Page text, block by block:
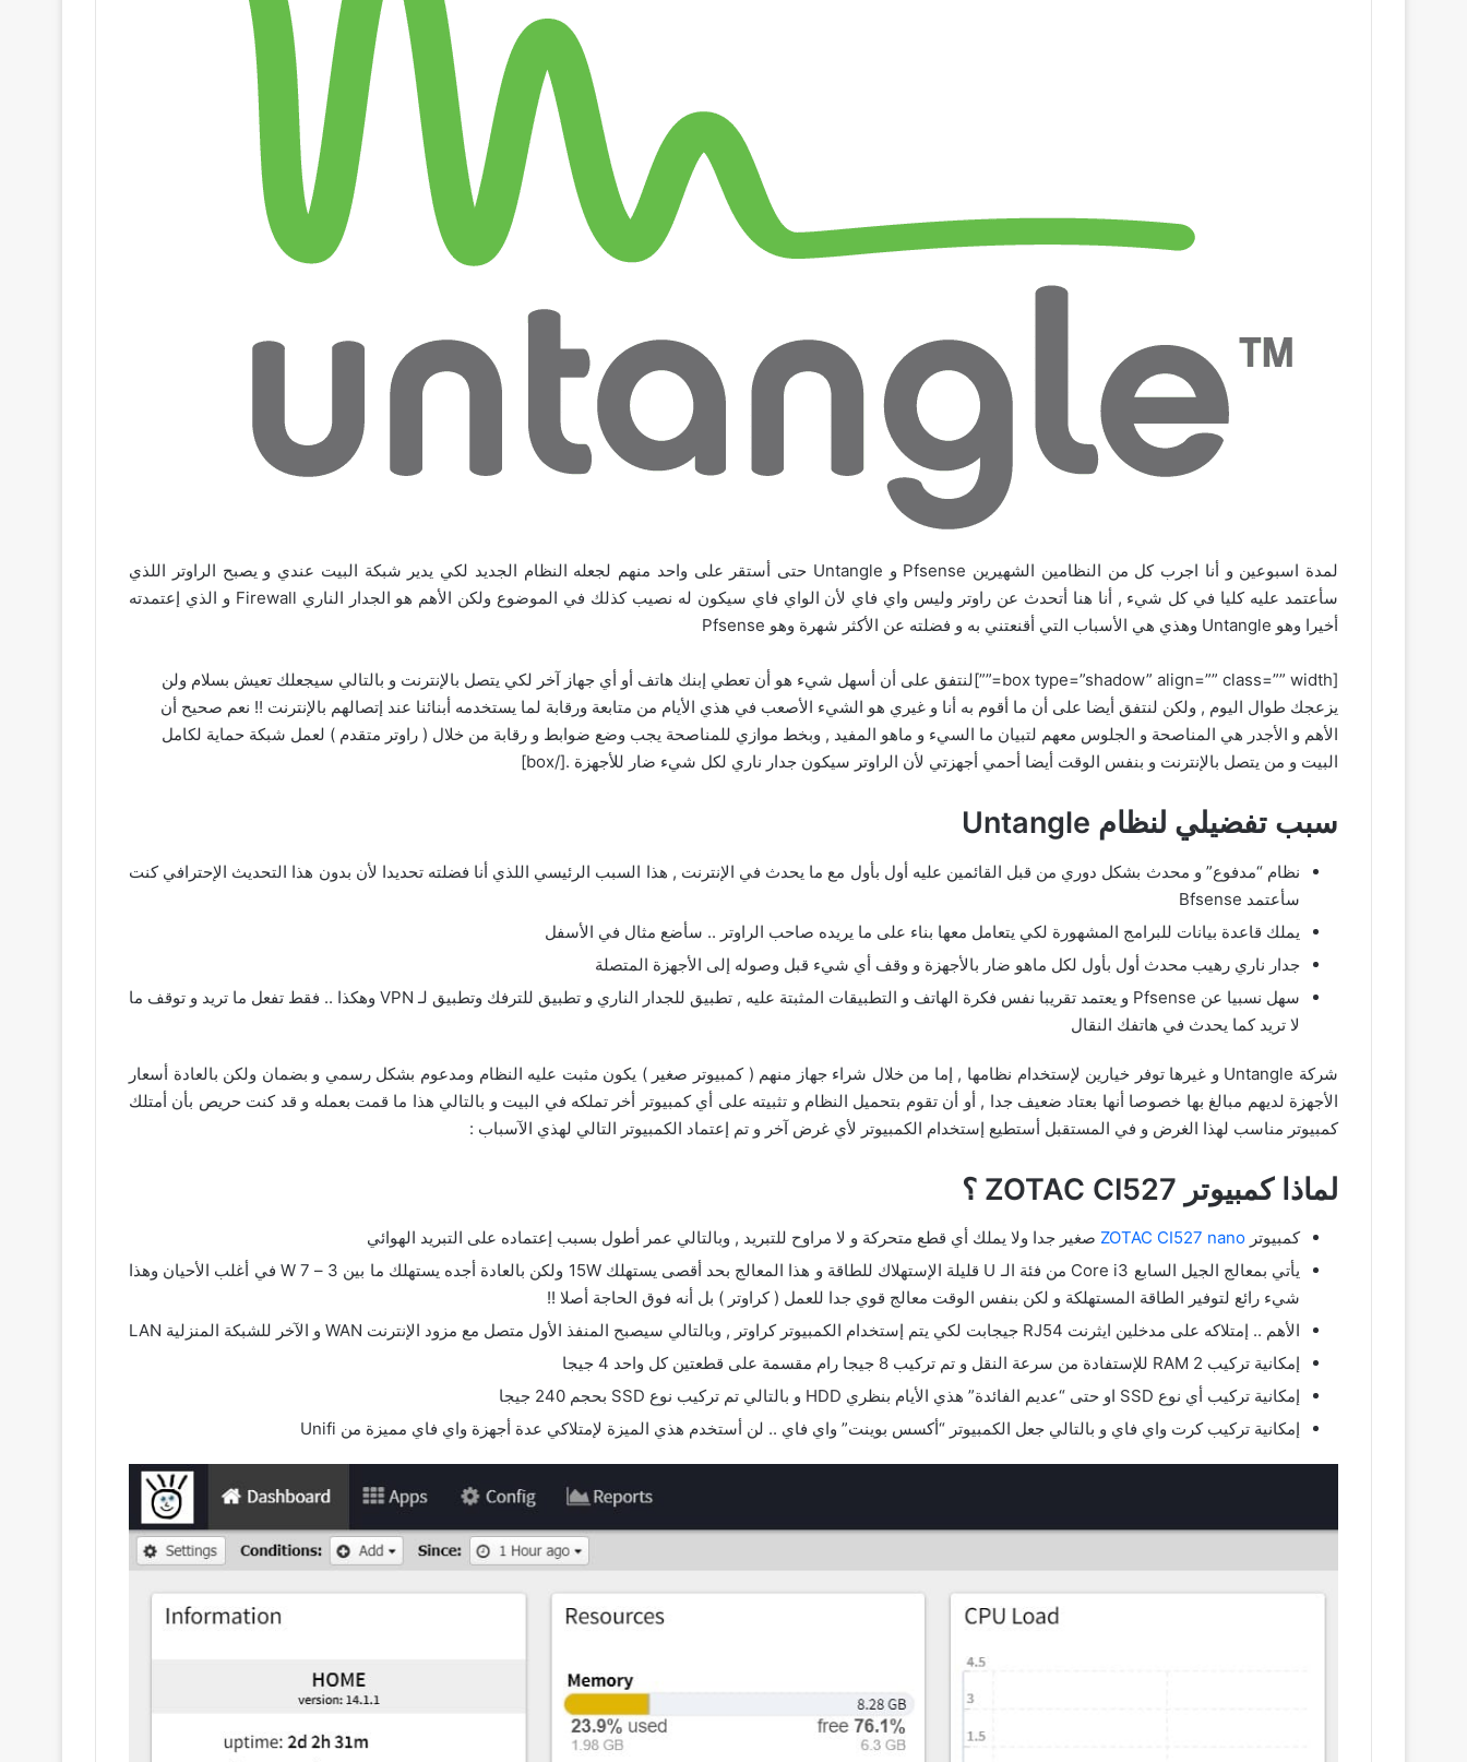
لمدة اسبوعين و أنا اجرب كل من النظامين الشهيرين Pfsense و Untangle حتى أستقر على واحد منهم لجعله النظام الجديد لكي يدير شبكة البيت عندي و يصبح الراوتر اللذي
سأعتمد عليه كليا في كل شيء , أنا هنا أتحدث عن راوتر وليس واي فاي لأن الواي فاي سيكون له نصيب كذلك في الموضوع ولكن الأهم هو الجدار الناري Firewall و الذي إعتمدته
أخيرا وهو Untangle وهذي هي الأسباب التي أقنعتني به و فضلته عن الأكثر شهرة وهو Pfsense
[box type=”shadow” align=”” class=”” width=””]لنتفق على أن أسهل شيء هو أن تعطي إبنك هاتف أو أي جهاز آخر لكي يتصل بالإنترنت و بالتالي سيجعلك تعيش بسلام ولن
يزعجك طوال اليوم , ولكن لنتفق أيضا على أن ما أقوم به أنا و غيري هو الشيء الأصعب في هذي الأيام من متابعة ورقابة لما يستخدمه أبنائنا عند إتصالهم بالإنترنت !! نعم صحيح أن
الأهم و الأجدر هي المناصحة و الجلوس معهم لتبيان ما السيء و ماهو المفيد , وبخط موازي للمناصحة يجب وضع ضوابط و رقابة من خلال ( راوتر متقدم ) لعمل شبكة حماية لكامل
البيت و من يتصل بالإنترنت و بنفس الوقت أيضا أحمي أجهزتي لأن الراوتر سيكون جدار ناري لكل شيء ضار للأجهزة .[/box]
سبب تفضيلي لنظام Untangle
نظام “مدفوع” و محدث بشكل دوري من قبل القائمين عليه أول بأول مع ما يحدث في الإنترنت , هذا السبب الرئيسي اللذي أنا فضلته تحديدا لأن بدون هذا التحديث الإحترافي كنت
سأعتمد Bfsense
يملك قاعدة بيانات للبرامج المشهورة لكي يتعامل معها بناء على ما يريده صاحب الراوتر .. سأضع مثال في الأسفل
جدار ناري رهيب محدث أول بأول لكل ماهو ضار بالأجهزة و وقف أي شيء قبل وصوله إلى الأجهزة المتصلة
سهل نسبيا عن Pfsense و يعتمد تقريبا نفس فكرة الهاتف و التطبيقات المثبتة عليه , تطبيق للجدار الناري و تطبيق للترفك وتطبيق لـ VPN وهكذا .. فقط تفعل ما تريد و توقف ما
لا تريد كما يحدث في هاتفك النقال
شركة Untangle و غيرها توفر خيارين لإستخدام نظامها , إما من خلال شراء جهاز منهم ( كمبيوتر صغير ) يكون مثبت عليه النظام ومدعوم بشكل رسمي و بضمان ولكن بالعادة أسعار
الأجهزة لديهم مبالغ بها خصوصا أنها بعتاد ضعيف جدا , أو أن تقوم بتحميل النظام و تثبيته على أي كمبيوتر أخر تملكه في البيت و بالتالي هذا ما قمت بعمله و قد كنت حريص بأن أمتلك
كمبيوتر مناسب لهذا الغرض و في المستقبل أستطيع إستخدام الكمبيوتر لأي غرض آخر و تم إعتماد الكمبيوتر التالي لهذي الآسباب :
لماذا كمبيوتر ZOTAC CI527 ؟
كمبيوتر ZOTAC CI527 nano صغير جدا ولا يملك أي قطع متحركة و لا مراوح للتبريد , وبالتالي عمر أطول بسبب إعتماده على التبريد الهوائي
يأتي بمعالج الجيل السابع Core i3 من فئة الـ U قليلة الإستهلاك للطاقة و هذا المعالج بحد أقصى يستهلك 15W ولكن بالعادة أجده يستهلك ما بين 3 – 7 W في أغلب الأحيان وهذا
شيء رائع لتوفير الطاقة المستهلكة و لكن بنفس الوقت معالج قوي جدا للعمل ( كراوتر ) بل أنه فوق الحاجة أصلا !!
الأهم .. إمتلاكه على مدخلين ايثرنت RJ54 جيجابت لكي يتم إستخدام الكمبيوتر كراوتر , وبالتالي سيصبح المنفذ الأول متصل مع مزود الإنترنت WAN و الآخر للشبكة المنزلية LAN
إمكانية تركيب 2 RAM للإستفادة من سرعة النقل و تم تركيب 8 جيجا رام مقسمة على قطعتين كل واحد 4 جيجا
إمكانية تركيب أي نوع SSD او حتى “عديم الفائدة” هذي الأيام بنظري HDD و بالتالي تم تركيب نوع SSD بحجم 240 جيجا
إمكانية تركيب كرت واي فاي و بالتالي جعل الكمبيوتر “أكسس بوينت” واي فاي .. لن أستخدم هذي الميزة لإمتلاكي عدة أجهزة واي فاي مميزة من Unifi